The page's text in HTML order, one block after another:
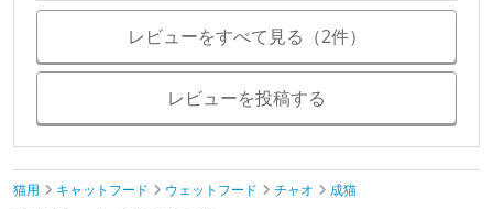
レビューをすべて見る（2件）
レビューを投稿する
猫用 キャットフード ウェットフード チャオ
成猫